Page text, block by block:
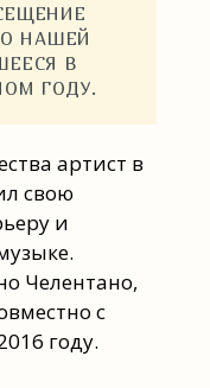
НАШЕЙ
В
ГОДУ.
артист в
свою
и
Челентано,
с
году.